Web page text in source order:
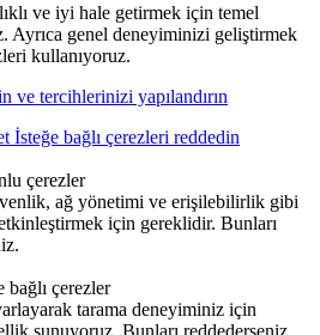
ve iyi hale getirmek için temel
Ayrıca genel deneyiminizi geliştirmek
kullanıyoruz.
ve tercihlerinizi yapılandırın
İsteğe bağlı çerezleri reddedin
çerezler
ağ yönetimi ve erişilebilirlik gibi
için gereklidir. Bunları
bağlı çerezler
tarama deneyiminiz için
sunuyoruz. Bunları reddederseniz,